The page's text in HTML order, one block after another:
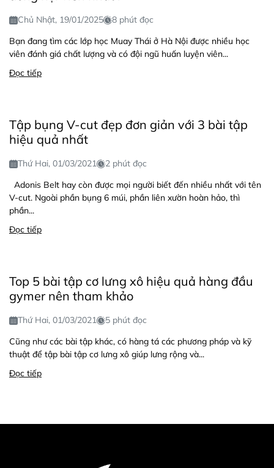
Chủ Nhật, 19/01/2025
8 phút đọc
Bạn đang tìm các lớp học Muay Thái ở Hà Nội được nhiều học
viên đánh giá chất lượng và có đội ngũ huấn luyện viên...
Đọc tiếp
Tập bụng V-cut đẹp đơn giản với 3 bài tập
hiệu quả nhất
Thứ Hai, 01/03/2021
2 phút đọc
Adonis Belt hay còn được mọi người biết đến nhiều nhất với tên
V-cut. Ngoài phần bụng 6 múi, phần liên xườn hoàn hảo, thì
phần...
Đọc tiếp
Top 5 bài tập cơ lưng xô hiệu quả hàng đầu
gymer nên tham khảo
Thứ Hai, 01/03/2021
5 phút đọc
Cũng như các bài tập khác, có hàng tá các phương pháp và kỹ
thuật để tập bài tập cơ lưng xô giúp lưng rộng và...
Đọc tiếp